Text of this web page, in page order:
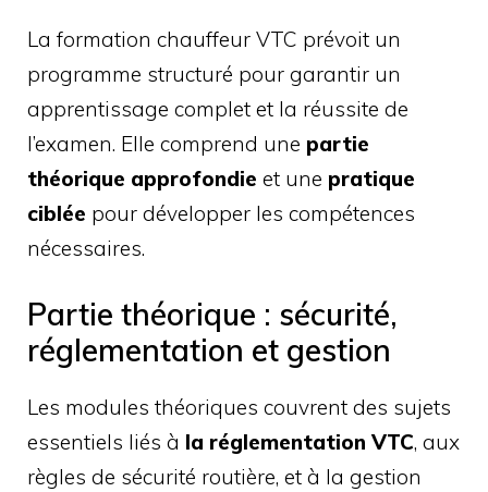
La formation chauffeur VTC prévoit un
programme structuré pour garantir un
apprentissage complet et la réussite de
l’examen. Elle comprend une partie
théorique approfondie et une pratique
ciblée pour développer les compétences
nécessaires.
Partie théorique : sécurité,
réglementation et gestion
Les modules théoriques couvrent des sujets
essentiels liés à la réglementation VTC, aux
règles de sécurité routière, et à la gestion